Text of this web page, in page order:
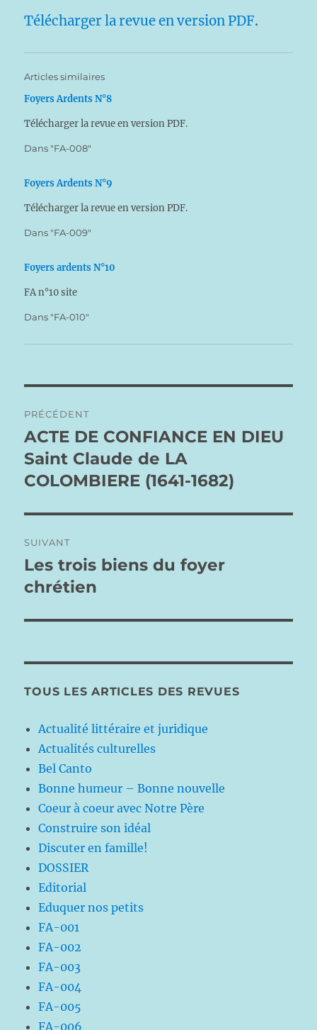
Télécharger la revue en version PDF.
Articles similaires
Foyers Ardents N°8
Télécharger la revue en version PDF.
Dans "FA-008"
Foyers Ardents N°9
Télécharger la revue en version PDF.
Dans "FA-009"
Foyers ardents N°10
FA n°10 site
Dans "FA-010"
de
l’article
PRÉCÉDENT
Publication
précédente :
ACTE DE CONFIANCE EN DIEU
Saint Claude de LA
COLOMBIERE (1641-1682)
SUIVANT
Publication
suivante :
Les trois biens du foyer
chrétien
TOUS LES ARTICLES DES REVUES
Actualité littéraire et juridique
Actualités culturelles
Bel Canto
Bonne humeur – Bonne nouvelle
Coeur à coeur avec Notre Père
Construire son idéal
Discuter en famille!
DOSSIER
Editorial
Eduquer nos petits
FA-001
FA-002
FA-003
FA-004
FA-005
FA-006